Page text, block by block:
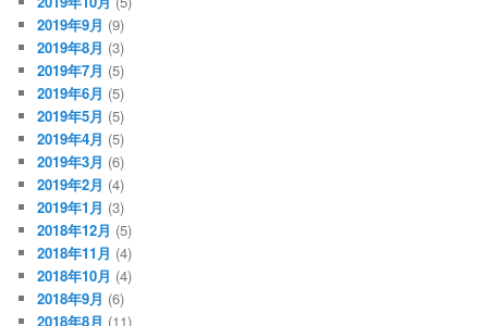
2019年9月 (9)
2019年8月 (3)
2019年7月 (5)
2019年6月 (5)
2019年5月 (5)
2019年4月 (5)
2019年3月 (6)
2019年2月 (4)
2019年1月 (3)
2018年12月 (5)
2018年11月 (4)
2018年10月 (4)
2018年9月 (6)
2018年8月 (11)